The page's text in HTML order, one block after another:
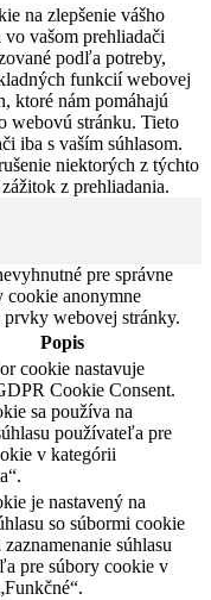
na zlepšenie vášho
vašom prehliadači
podľa potreby,
funkcií webovej
ktoré nám pomáhajú
webovú stránku. Tieto
iba s vaším súhlasom.
niektorých z týchto
z prehliadania.
pre správne
cookie anonymne
prvky webovej stránky.
Popis
cookie nastavuje
Cookie Consent.
sa používa na
používateľa pre
v kategórii
je nastavený na
so súbormi cookie
súhlasu
pre súbory cookie v